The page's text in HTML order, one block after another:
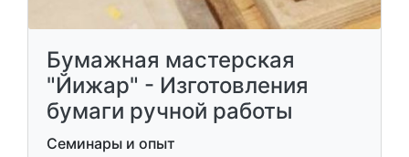
Бумажная мастерская
"Йижар" - Изготовления
бумаги ручной работы
Семинары и опыт